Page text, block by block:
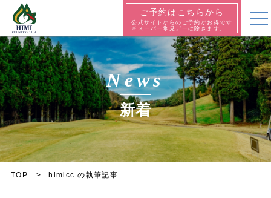
ご予約はこちらから
公式サイトからのご予約がお得です
※スーパー氷見デーは除きます。
News
新着
TOP himicc の執筆記事